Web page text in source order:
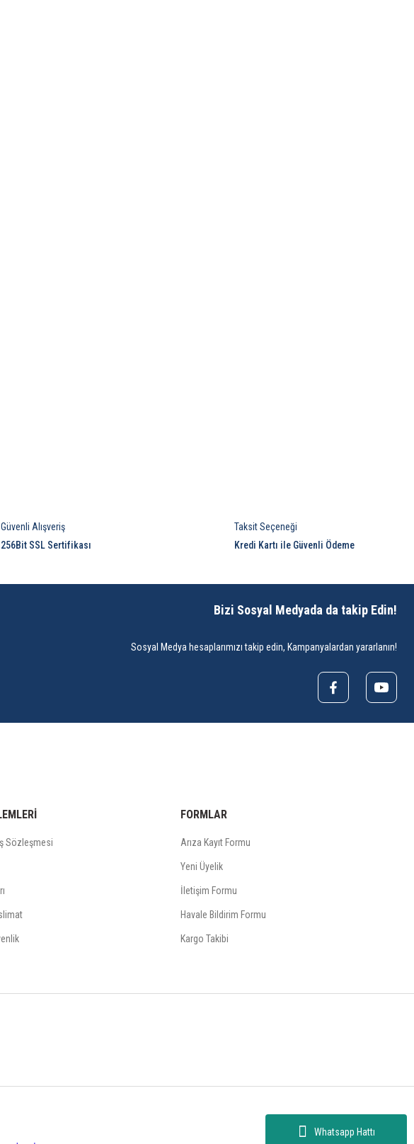
Whatsapp Hattı
Güvenli Alışveriş
256Bit SSL Sertifikası
Taksit Seçeneği
Kredi Kartı ile Güvenli Ödeme
Bizi Sosyal Medyada da takip Edin!
Sosyal Medya hesaplarımızı takip edin, Kampanyalardan yararlanın!
Sözleşmesi
FORMLAR
Arıza Kayıt Formu
Yeni Üyelik
İletişim Formu
Havale Bildirim Formu
Kargo Takibi